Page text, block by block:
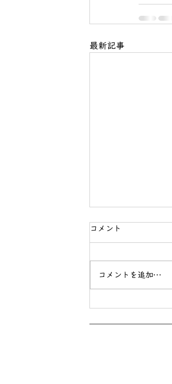
最新記事
コメント
コメントを追加…